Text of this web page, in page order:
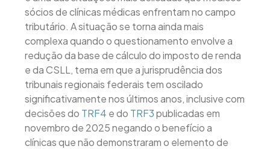
sócios de clínicas médicas enfrentam no campo
tributário. A situação se torna ainda mais
complexa quando o questionamento envolve a
redução da base de cálculo do imposto de renda
e da CSLL, tema em que a jurisprudência dos
tribunais regionais federais tem oscilado
significativamente nos últimos anos, inclusive com
decisões do TRF4 e do TRF3publicadas em
novembro de 2025 negando o benefício a
clínicas que não demonstraram o elemento de